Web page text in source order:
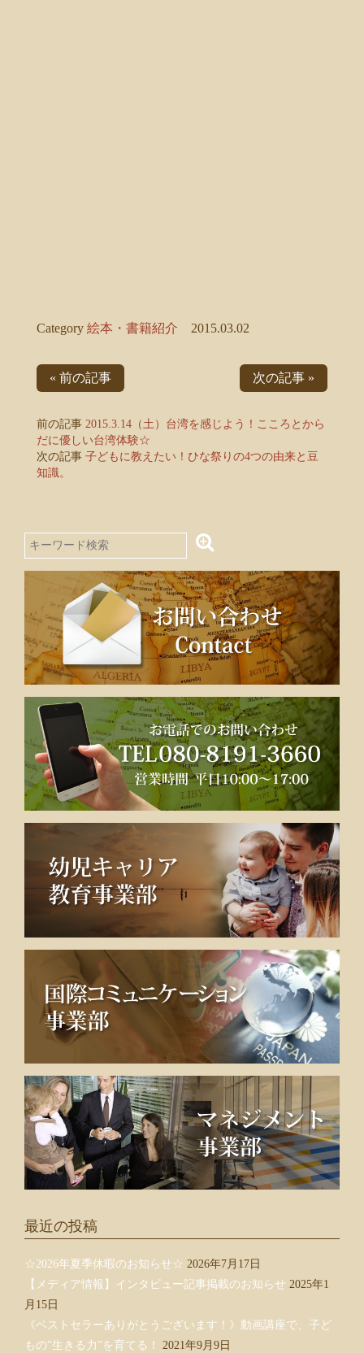
Category 絵本・書籍紹介 2015.03.02
« 前の記事 次の記事 »
前の記事 2015.3.14（土）台湾を感じよう！こころとから
だに優しい台湾体験☆
次の記事 子どもに教えたい！ひな祭りの4つの由来と豆
知識。
最近の投稿
☆2026年夏季休暇のお知らせ☆ 2026年7月17日
【メディア情報】インタビュー記事掲載のお知らせ 2025年1
月15日
《ベストセラーありがとうございます！》動画講座で、子ど
もの”生きる力”を育てる！
2021年9月9日